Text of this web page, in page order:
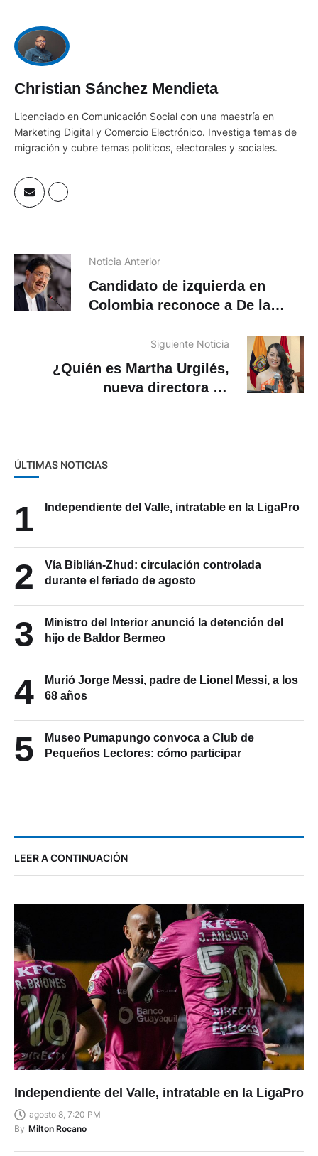
Christian Sánchez Mendieta
Licenciado en Comunicación Social con una maestría en
Marketing Digital y Comercio Electrónico. Investiga temas de
migración y cubre temas políticos, electorales y sociales.
Noticia Anterior
Candidato de izquierda en
Colombia reconoce a De la
Siguiente Noticia
¿Quién es Martha Urgilés,
nueva directora de
ÚLTIMAS NOTICIAS
1 Independiente del Valle, intratable en la LigaPro
2
Vía Biblián-Zhud: circulación controlada
durante el feriado de agosto
3
Ministro del Interior anunció la detención del
hijo de Baldor Bermeo
4
Murió Jorge Messi, padre de Lionel Messi, a los
68 años
5
Museo Pumapungo convoca a Club de
Pequeños Lectores: cómo participar
LEER A CONTINUACIÓN
Independiente del Valle, intratable en la LigaPro
agosto 8, 7:20 PM
By Milton Rocano